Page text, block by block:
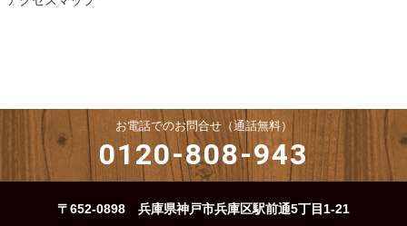
お電話でのお問合せ（通話無料）
0120-808-943
〒652-0898 兵庫県神戸市兵庫区駅前通5丁目1-21